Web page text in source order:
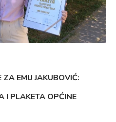
EMU JAKUBOVIĆ:
I PLAKETA OPĆINE